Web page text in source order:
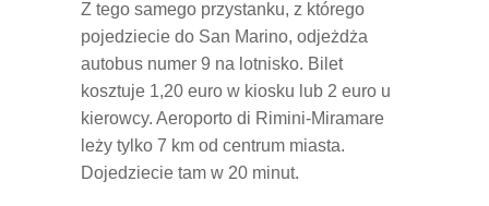
Z tego samego przystanku, z którego
pojedziecie do San Marino, odjeżdża
autobus numer 9 na lotnisko. Bilet
kosztuje 1,20 euro w kiosku lub 2 euro u
kierowcy. Aeroporto di Rimini-Miramare
leży tylko 7 km od centrum miasta.
Dojedziecie tam w 20 minut.